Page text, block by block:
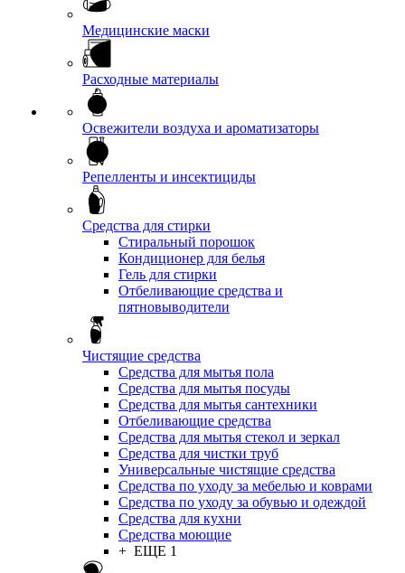
Медицинские маски
Расходные материалы
Освежители воздуха и ароматизаторы
Репелленты и инсектициды
Средства для стирки
Стиральный порошок
Кондиционер для белья
Гель для стирки
Отбеливающие средства и
пятновыводители
Чистящие средства
Средства для мытья пола
Средства для мытья посуды
Средства для мытья сантехники
Отбеливающие средства
Средства для мытья стекол и зеркал
Средства для чистки труб
Универсальные чистящие средства
Средства по уходу за мебелью и коврами
Средства по уходу за обувью и одеждой
Средства для кухни
Средства моющие
+ ЕЩЕ 1